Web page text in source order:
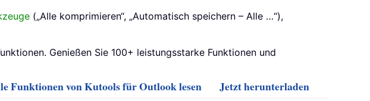
(„Alle komprimieren“, „Automatisch speichern – Alle …“),
Genießen Sie 100+ leistungsstarke Funktionen und
Funktionen von Kutools für Outlook lesen Jetzt herunterladen